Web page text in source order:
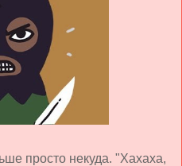
просто некуда. "Хахаха,